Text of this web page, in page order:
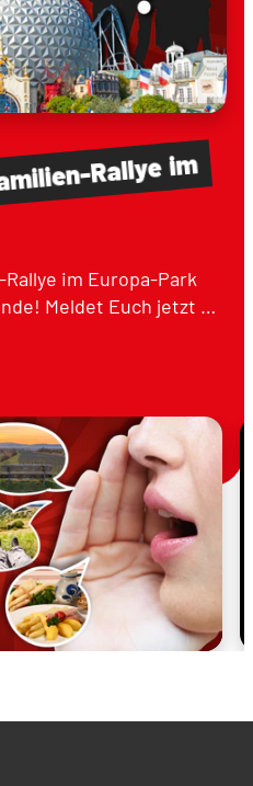
Rallyeim
im Europa-Park
Meldet Euch jetzt …